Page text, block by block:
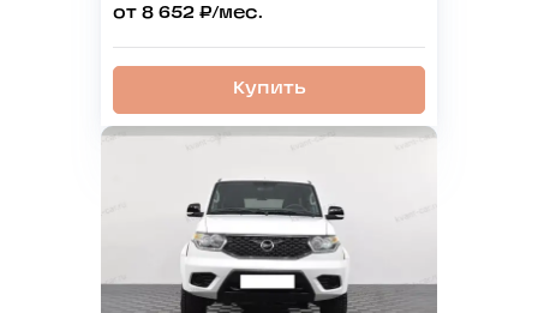
от 8 652 ₽/мес.
Купить